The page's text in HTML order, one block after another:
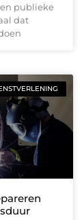
publieke
dat